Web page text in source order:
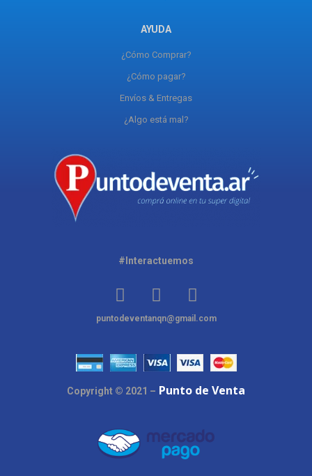
AYUDA
¿Cómo Comprar?
¿Cómo pagar?
Envíos & Entregas
¿Algo está mal?
#Interactuemos
puntodeventanqn@gmail.com
Copyright © 2021 – Punto de Venta